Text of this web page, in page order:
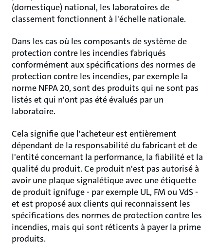
(domestique) national, les laboratoires de
classement fonctionnent à l'échelle nationale.
Dans les cas où les composants de système de
protection contre les incendies fabriqués
conformément aux spécifications des normes de
protection contre les incendies, par exemple la
norme NFPA 20, sont des produits qui ne sont pas
listés et qui n'ont pas été évalués par un
laboratoire.
Cela signifie que l'acheteur est entièrement
dépendant de la responsabilité du fabricant et de
l'entité concernant la performance, la fiabilité et la
qualité du produit. Ce produit n'est pas autorisé à
avoir une plaque signalétique avec une étiquette
de produit ignifuge - par exemple UL, FM ou VdS -
et est proposé aux clients qui reconnaissent les
spécifications des normes de protection contre les
incendies, mais qui sont réticents à payer la prime
produits.